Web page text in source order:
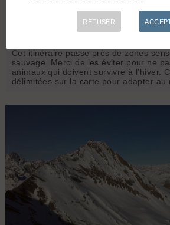
Cet itinéraire passe près de zones
sauvage. Merci de les éviter pour ne
animaux qui doivent survivre à l’hiver.
délimitées sur la carte pour adapter au
REFUSER